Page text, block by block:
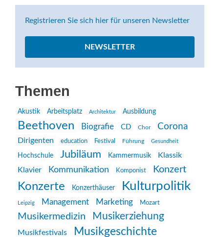
Registrieren Sie sich hier für unseren Newsletter
NEWSLETTER
Themen
Akustik Arbeitsplatz Architektur Ausbildung
Beethoven Biografie CD Chor Corona
Dirigenten education Festival Führung Gesundheit
Hochschule Jubiläum Kammermusik
Klassik
Klavier
Kommunikation Komponist Konzert
Konzerte Konzerthäuser Kulturpolitik
Leipzig Management Marketing Mozart
Musikermedizin Musikerziehung
Musikfestivals Musikgeschichte